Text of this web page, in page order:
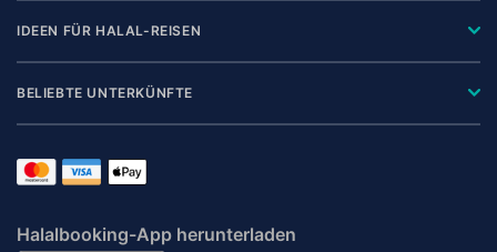
IDEEN FÜR HALAL-REISEN
BELIEBTE UNTERKÜNFTE
Halalbooking-App herunterladen